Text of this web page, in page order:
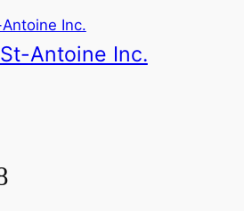
Antoine Inc.